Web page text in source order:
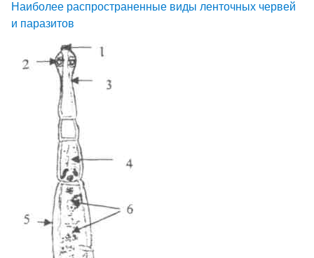
Наиболее распространенные виды ленточных червей
и паразитов